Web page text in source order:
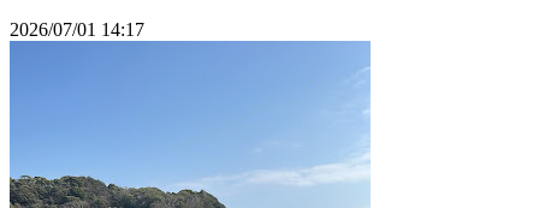
2026/07/01 14:17